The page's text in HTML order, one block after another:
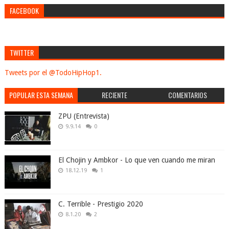
FACEBOOK
TWITTER
Tweets por el @TodoHipHop1.
POPULAR ESTA SEMANA RECIENTE COMENTARIOS
ZPU (Entrevista)
9.9.14 0
El Chojin y Ambkor - Lo que ven cuando me miran
18.12.19 1
C. Terrible - Prestigio 2020
8.1.20 2